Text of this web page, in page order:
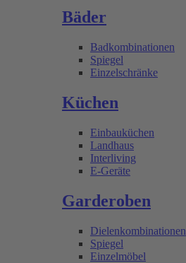
Bäder
Badkombinationen
Spiegel
Einzelschränke
Küchen
Einbauküchen
Landhaus
Interliving
E-Geräte
Garderoben
Dielenkombinationen
Spiegel
Einzelmöbel